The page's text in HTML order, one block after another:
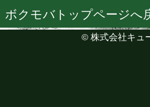
ボクモバトップページへ
© 株式会社キュ